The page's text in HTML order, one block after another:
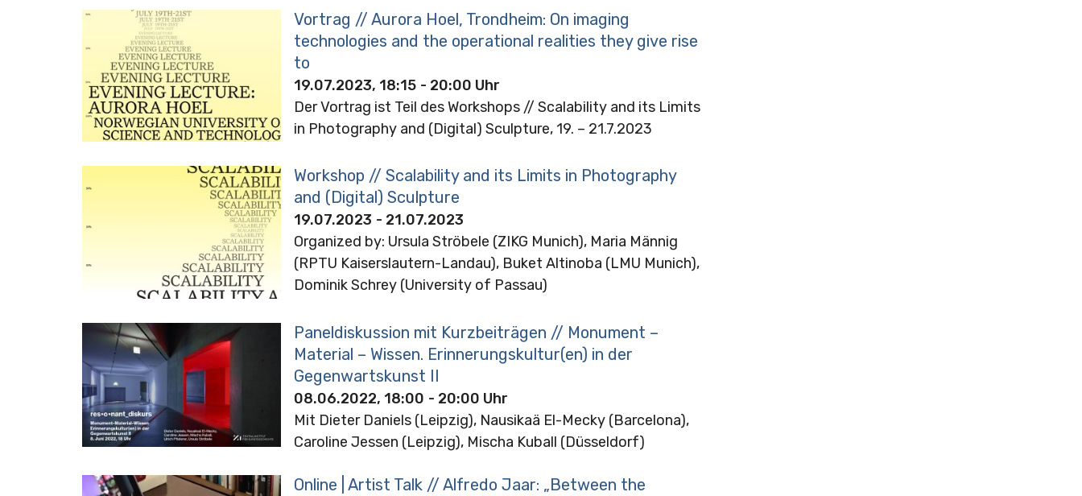
Vortrag // Aurora Hoel, Trondheim: On imaging
technologies and the operational realities they give rise
to
19.07.2023, 18:15 - 20:00 Uhr
Der Vortrag ist Teil des Workshops // Scalability and its Limits
in Photography and (Digital) Sculpture, 19. – 21.7.2023
Workshop // Scalability and its Limits in Photography
and (Digital) Sculpture
19.07.2023 - 21.07.2023
Organized by: Ursula Ströbele (ZIKG Munich), Maria Männig
(RPTU Kaiserslautern-Landau), Buket Altinoba (LMU Munich),
Dominik Schrey (University of Passau)
Paneldiskussion mit Kurzbeiträgen // Monument –
Material – Wissen. Erinnerungskultur(en) in der
Gegenwartskunst II
08.06.2022, 18:00 - 20:00 Uhr
Mit Dieter Daniels (Leipzig), Nausikaä El-Mecky (Barcelona),
Caroline Jessen (Leipzig), Mischa Kuball (Düsseldorf)
Online | Artist Talk // Alfredo Jaar: „Between the